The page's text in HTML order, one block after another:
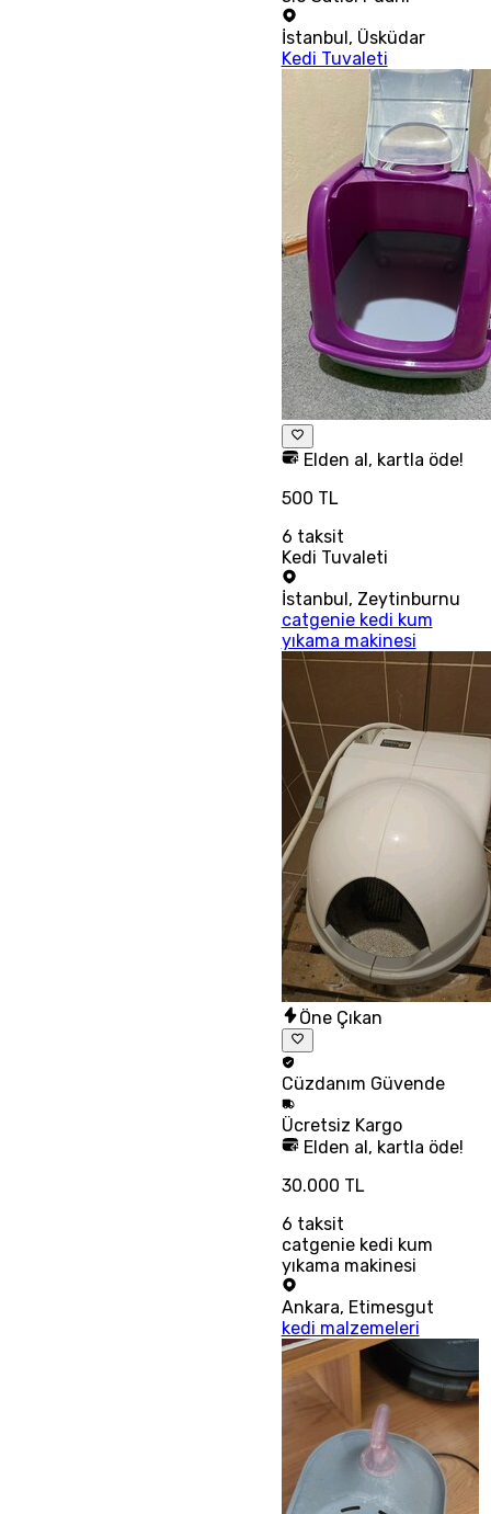
İstanbul, Üsküdar
Kedi Tuvaleti
Elden al, kartla öde!
500 TL
6 taksit
Kedi Tuvaleti
İstanbul, Zeytinburnu
catgenie kedi kum
yıkama makinesi
Öne Çıkan
Cüzdanım Güvende
Ücretsiz Kargo
Elden al, kartla öde!
30.000 TL
6 taksit
catgenie kedi kum
yıkama makinesi
Ankara, Etimesgut
kedi malzemeleri